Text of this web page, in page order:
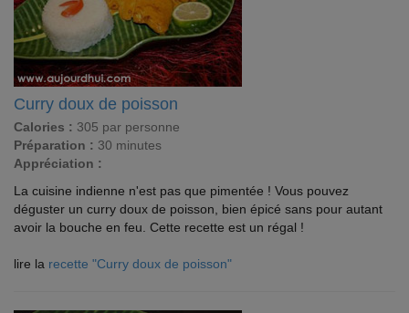
Curry doux de poisson
Calories : 305 par personne
Préparation : 30 minutes
Appréciation :
La cuisine indienne n'est pas que pimentée ! Vous pouvez
déguster un curry doux de poisson, bien épicé sans pour autant
avoir la bouche en feu. Cette recette est un régal !
lire la recette "Curry doux de poisson"